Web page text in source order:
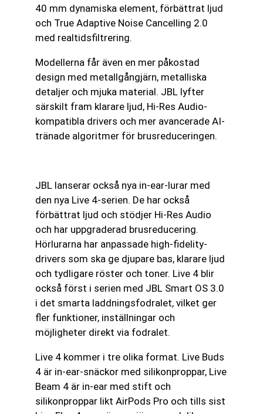
40 mm dynamiska element, förbättrat ljud
och True Adaptive Noise Cancelling 2.0
med realtidsfiltrering.
Modellerna får även en mer påkostad
design med metallgångjärn, metalliska
detaljer och mjuka material. JBL lyfter
särskilt fram klarare ljud, Hi-Res Audio-
kompatibla drivers och mer avancerade AI-
tränade algoritmer för brusreduceringen.
JBL lanserar också nya in-ear-lurar med
den nya Live 4-serien. De har också
förbättrat ljud och stödjer Hi-Res Audio
och har uppgraderad brusreducering.
Hörlurarna har anpassade high-fidelity-
drivers som ska ge djupare bas, klarare ljud
och tydligare röster och toner. Live 4 blir
också först i serien med JBL Smart OS 3.0
i det smarta laddningsfodralet, vilket ger
fler funktioner, inställningar och
möjligheter direkt via fodralet.
Live 4 kommer i tre olika format. Live Buds
4 är in-ear-snäckor med silikonproppar, Live
Beam 4 är in-ear med stift och
silikonproppar likt AirPods Pro och tills sist